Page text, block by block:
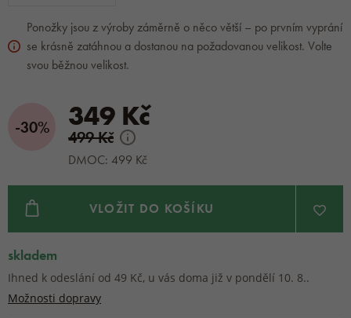
Ponožky jsou z výroby záměrně o něco větší – po prvním vyprání
se krásně zatáhnou a dostanou na požadovanou velikost. Volte
svou běžnou velikost.
-30% 349 Kč
499 Kč
DMOC: 499 Kč
VLOŽIT DO KOŠÍKU
skladem
Ihned k odeslání od 49 Kč, u vás doma již v pondělí 10. 8..
Možnosti dopravy